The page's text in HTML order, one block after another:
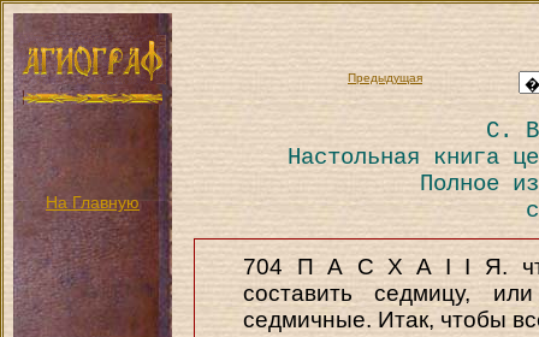
На Главную
Предыдущая
С.
Настольная книга
Полное
704 П А С X A I I Я.
составить седмицу,
седмичные. Итак, чтобы